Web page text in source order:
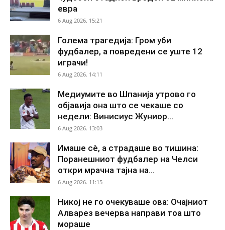
евра
6 Aug 2026. 15:21
Голема трагедија: Гром уби
фудбалер, а повредени се уште 12
играчи!
6 Aug 2026. 14:11
Медиумите во Шпанија утрово го
објавија она што се чекаше со
недели: Винисиус Жуниор...
6 Aug 2026. 13:03
Имаше сè, а страдаше во тишина:
Поранешниот фудбалер на Челси
откри мрачна тајна на...
6 Aug 2026. 11:15
Никој не го очекуваше ова: Очајниот
Алварез вечерва направи тоа што
мораше